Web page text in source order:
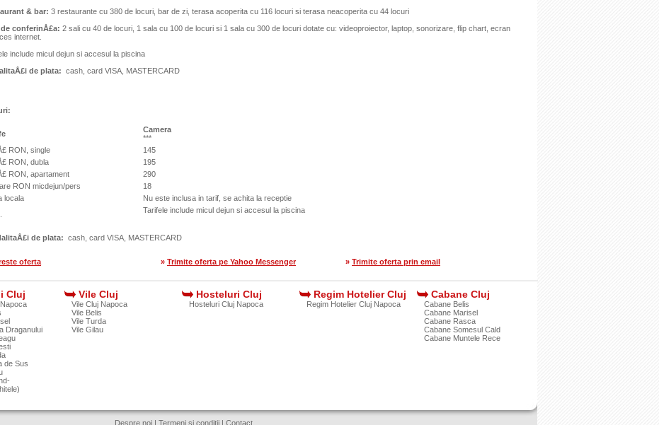
& bar: 3 restaurante cu 380 de locuri, bar de zi, terasa acoperita cu 116 locuri si terasa neacoperita cu 44 locuri
de conferinÅ£a: 2 sali cu 40 de locuri, 1 sala cu 100 de locuri si 1 sala cu 300 de locuri dotate cu: videoproiector, laptop, sonorizare, flip chart, ecran
internet.
include micul dejun si accesul la piscina
de plata: cash, card VISA, MASTERCARD
Camera
***
RON, single
145
RON, dubla
195
RON, apartament
290
RON micdejun/pers
18
locala
Nu este inclusa in tarif, se achita la receptie
Tarifele include micul dejun si accesul la piscina
de plata: cash, card VISA, MASTERCARD
oferta » Trimite oferta pe Yahoo Messenger » Trimite oferta prin email
Cluj
Draganului
de Sus
Vile Cluj
Vile Cluj Napoca
Vile Belis
Vile Turda
Vile Gilau
Hosteluri Cluj
Hosteluri Cluj Napoca
Regim Hotelier Cluj
Regim Hotelier Cluj Napoca
Cabane Cluj
Cabane Belis
Cabane Marisel
Cabane Rasca
Cabane Somesul Cald
Cabane Muntele Rece
Despre noi| Termeni si conditii| Contact